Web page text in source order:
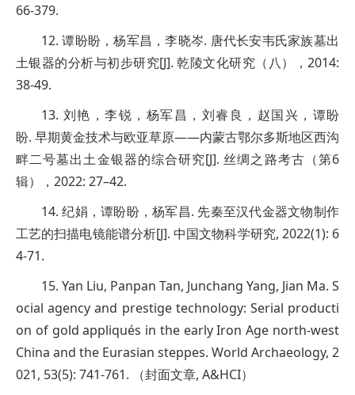
66-379.
12. 谭盼盼，杨军昌，李晓岑. 唐代长安韦氏家族墓出
土银器的分析与初步研究[J]. 乾陵文化研究（八），2014:
38-49.
13. 刘艳，李锐，杨军昌，刘睿良，赵国兴，谭盼
盼. 早期黄金技术与欧亚草原——内蒙古鄂尔多斯地区西沟
畔二号墓出土金银器的综合研究[J]. 丝绸之路考古（第6
辑），2022: 27–42.
14. 纪娟，谭盼盼，杨军昌. 先秦至汉代金器文物制作
工艺的扫描电镜能谱分析[J]. 中国文物科学研究, 2022(1): 6
4-71.
15. Yan Liu, Panpan Tan, Junchang Yang, Jian Ma. S
ocial agency and prestige technology: Serial producti
on of gold appliqués in the early Iron Age north-west
China and the Eurasian steppes. World Archaeology, 2
021, 53(5): 741-761. （封面文章, A&HCI）